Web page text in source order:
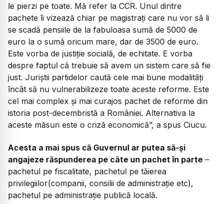
le pierzi pe toate. Mă refer la CCR. Unul dintre
pachete îi vizează chiar pe magistrați care nu vor să li
se scadă pensiile de la fabuloasa sumă de 5000 de
euro la o sumă oricum mare, dar de 3500 de euro.
Este vorba de justiție socială, de echitate. E vorba
despre faptul că trebuie să avem un sistem care să fie
just. Juriștii partidelor caută cele mai bune modalități
încât să nu vulnerabilizeze toate aceste reforme. Este
cel mai complex și mai curajos pachet de reforme din
istoria post-decembristă a României. Alternativa la
aceste măsuri este o criză economică”, a spus Ciucu.
Acesta a mai spus că Guvernul ar putea să-și
angajeze răspunderea pe câte un pachet în parte –
pachetul pe fiscalitate, pachetul pe tăierea
privilegiilor(companii, consilii de administrație etc),
pachetul pe administrație publică locală.